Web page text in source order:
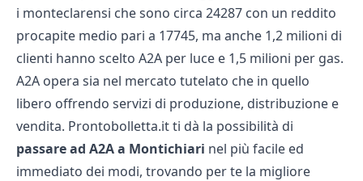
i monteclarensi che sono circa 24287 con un reddito
procapite medio pari a 17745, ma anche 1,2 milioni di
clienti hanno scelto A2A per luce e 1,5 milioni per gas.
A2A opera sia nel mercato tutelato che in quello
libero offrendo servizi di produzione, distribuzione e
vendita. Prontobolletta.it ti dà la possibilità di
passare ad A2A a Montichiari nel più facile ed
immediato dei modi, trovando per te la migliore